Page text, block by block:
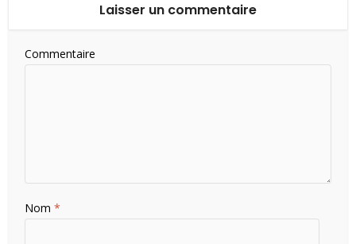
Laisser un commentaire
Commentaire
Nom*